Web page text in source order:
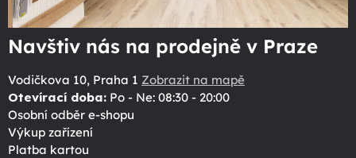
Navštiv nás na prodejně v Praze
Vodičkova 10, Praha 1 Zobrazit na mapě
Otevírací doba: Po - Ne: 08:30 - 20:00
Osobní odběr e-shopu
Výkup zařízení
Platba kartou